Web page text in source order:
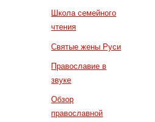
Школа семейного
чтения
Святые жены Руси
Православие в
звуке
Обзор
православной